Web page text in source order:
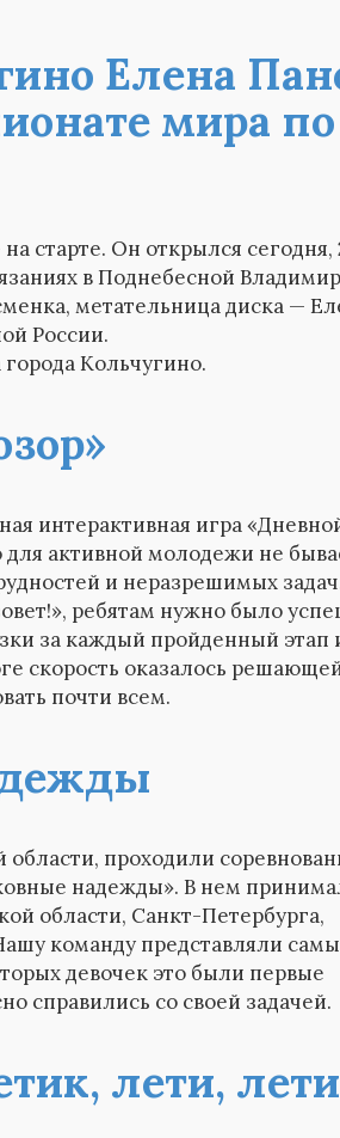
Елена
мира по
старте. Он открылся сегодня,
в Поднебесной
метательница диска —
России.
Кольчугино.
интерактивная игра
для активной молодежи не
и неразрешимых
ребятам нужно было
за каждый пройденный этап
скорость оказалось
почти всем.
проходили
надежды». В нем
области, Санкт-Петербурга,
команду представляли
девочек это были первые
справились со своей задачей.
лети,